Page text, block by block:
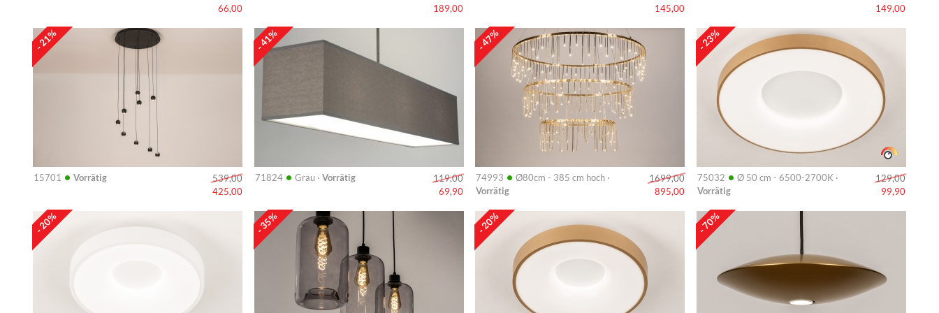
66,00
189,00
145,00
149,00
- 21%
15701 • Vorrätig
539,00
425,00
Info - 41%
71824 • Grau · Vorrätig
119,00
69,90
Info - 47%
74993 • Ø80cm - 385 cm hoch ·
Vorrätig
1699,00
895,00
Info - 23%
75032 • Ø 50 cm - 6500-2700K ·
Vorrätig
129,00
99,90
Info
- 20%
Info - 35%
Info - 20%
Info - 70%
Info